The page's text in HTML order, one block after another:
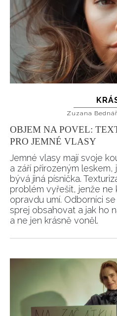
Zuzana
OBJEM NA POVEL:
PRO JEMNÉ VLASY
Jemné vlasy mají svoje
a září přirozeným
bývá jiná písnička.
problém vyřešit, jenže ne
opravdu umí. Odborníci
sprej obsahovat a jak ho
a ne jen krásně voněl.